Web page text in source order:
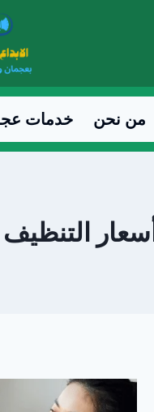
من نحن خدمات
أسعار